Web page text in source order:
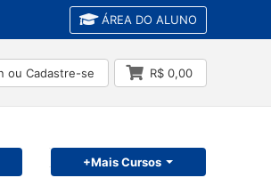
ÁREA DO ALUNO
ou Cadastre-se R$ 0,00
+Mais Cursos